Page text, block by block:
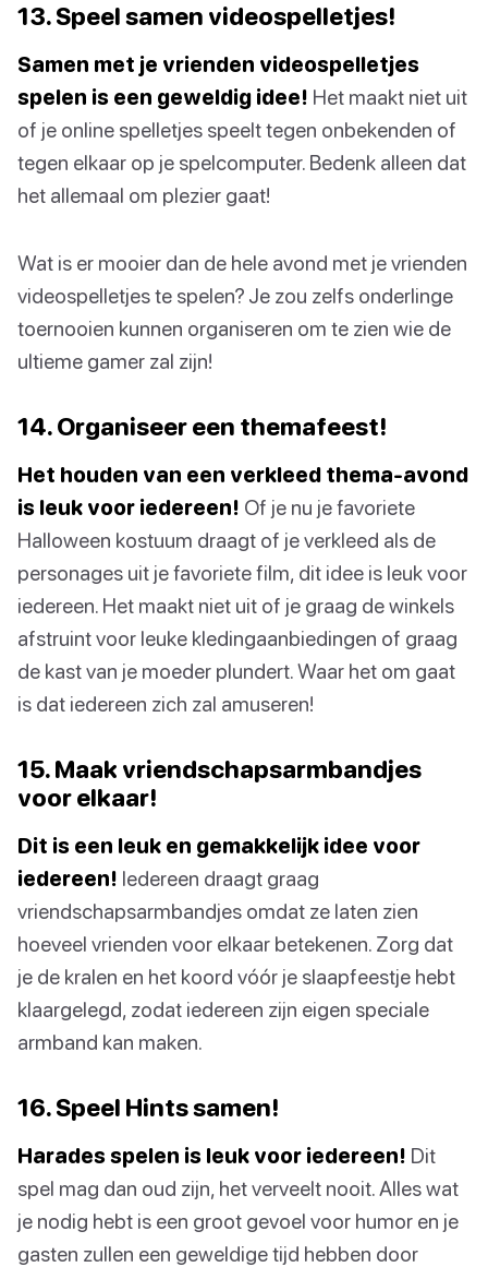
13. Speel samen videospelletjes!
Samen met je vrienden videospelletjes
spelen is een geweldig idee! Het maakt niet uit
of je online spelletjes speelt tegen onbekenden of
tegen elkaar op je spelcomputer. Bedenk alleen dat
het allemaal om plezier gaat!
Wat is er mooier dan de hele avond met je vrienden
videospelletjes te spelen? Je zou zelfs onderlinge
toernooien kunnen organiseren om te zien wie de
ultieme gamer zal zijn!
14. Organiseer een themafeest!
Het houden van een verkleed thema-avond
is leuk voor iedereen! Of je nu je favoriete
Halloween kostuum draagt of je verkleed als de
personages uit je favoriete film, dit idee is leuk voor
iedereen. Het maakt niet uit of je graag de winkels
afstruint voor leuke kledingaanbiedingen of graag
de kast van je moeder plundert. Waar het om gaat
is dat iedereen zich zal amuseren!
15. Maak vriendschapsarmbandjes
voor elkaar!
Dit is een leuk en gemakkelijk idee voor
iedereen! Iedereen draagt graag
vriendschapsarmbandjes omdat ze laten zien
hoeveel vrienden voor elkaar betekenen. Zorg dat
je de kralen en het koord vóór je slaapfeestje hebt
klaargelegd, zodat iedereen zijn eigen speciale
armband kan maken.
16. Speel Hints samen!
Harades spelen is leuk voor iedereen! Dit
spel mag dan oud zijn, het verveelt nooit. Alles wat
je nodig hebt is een groot gevoel voor humor en je
gasten zullen een geweldige tijd hebben door